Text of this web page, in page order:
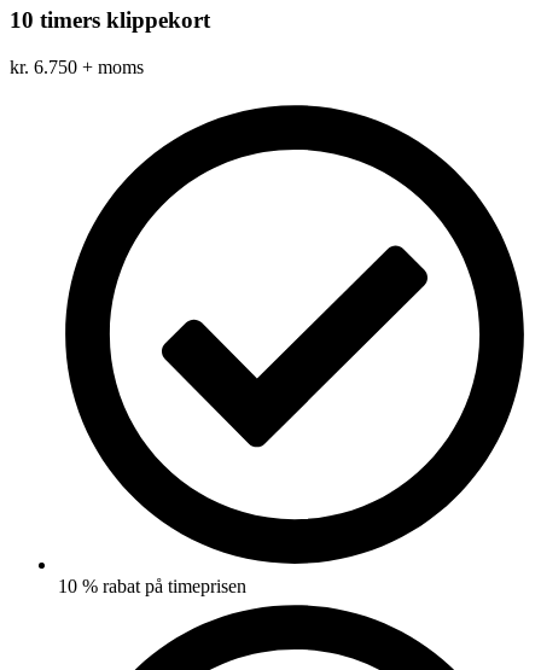
10 timers klippekort
kr. 6.750 + moms
10 % rabat på timeprisen